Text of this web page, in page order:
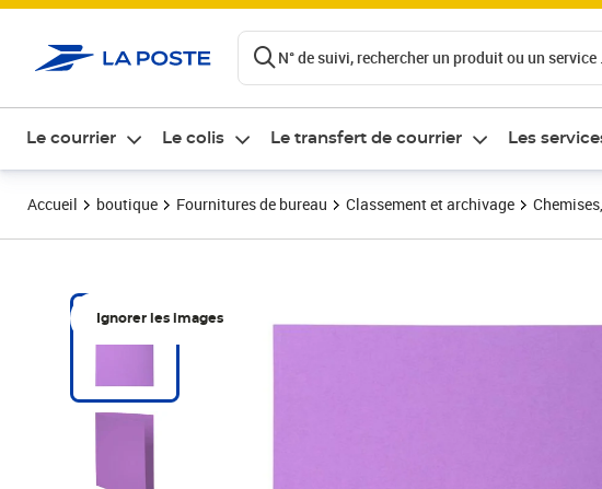
N° de suivi, rechercher un produit ou un service
Le courrier Le colis Le transfert de courrier Les
Accueil boutique Fournitures de bureau Classement et archivage
Ignorer les images